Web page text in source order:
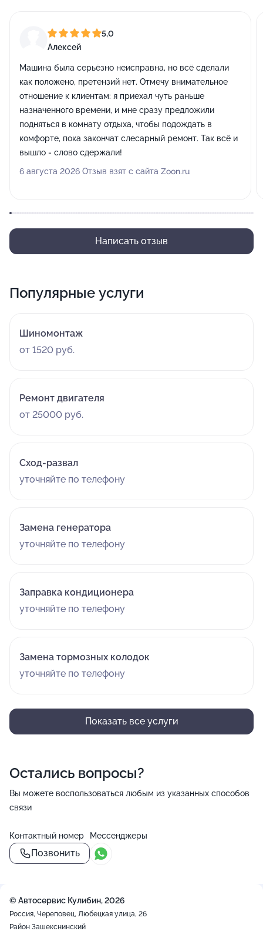
5,0
Алексей
Машина была серьёзно неисправна, но всё сделали
как положено, претензий нет. Отмечу внимательное
отношение к клиентам: я приехал чуть раньше
назначенного времени, и мне сразу предложили
подняться в комнату отдыха, чтобы подождать в
комфорте, пока закончат слесарный ремонт. Так всё и
вышло - слово сдержали!
6 августа 2026 Отзыв взят с сайта Zoon.ru
Написать отзыв
Популярные услуги
Шиномонтаж
от 1520 руб.
Ремонт двигателя
от 25000 руб.
Сход-развал
уточняйте по телефону
Замена генератора
уточняйте по телефону
Заправка кондиционера
уточняйте по телефону
Замена тормозных колодок
уточняйте по телефону
Показать все услуги
Остались вопросы?
Вы можете воспользоваться любым из указанных способов
связи
Контактный номер
Позвонить
Мессенджеры
© Автосервис Кулибин, 2026
Россия, Череповец, Любецкая улица, 26
Район Зашекснинский